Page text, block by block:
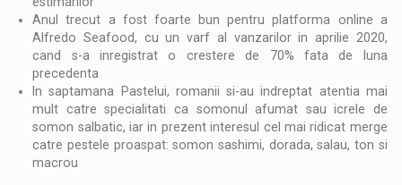
Anul trecut a fost foarte bun pentru platforma online a
Alfredo Seafood, cu un varf al vanzarilor in aprilie 2020,
cand s-a inregistrat o crestere de 70% fata de luna
precedenta
In saptamana Pastelui, romanii si-au indreptat atentia mai
mult catre specialitati ca somonul afumat sau icrele de
somon salbatic, iar in prezent interesul cel mai ridicat merge
catre pestele proaspat: somon sashimi, dorada, salau, ton si
macrou